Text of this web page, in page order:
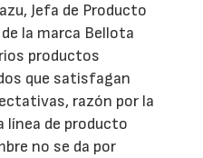
Jefa de Producto
la marca Bellota
productos
que satisfagan
razón por la
línea de producto
no se da por